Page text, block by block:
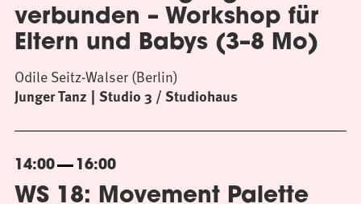
verbunden – Workshop für
Eltern und Babys (3–8 Mo)
Junger Tanz Studio 3 / Studiohaus
Odile Seitz-Walser (Berlin)
14:00 16:00
WS 18: Movement Palette